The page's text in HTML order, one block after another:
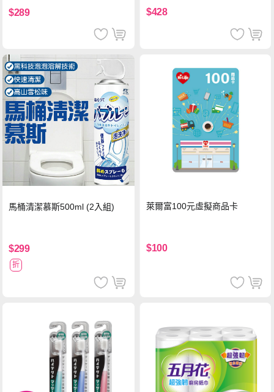
$289 $428
馬桶清潔慕斯500ml (2入組)
$299
折
萊爾富100元虛擬商品卡
$100